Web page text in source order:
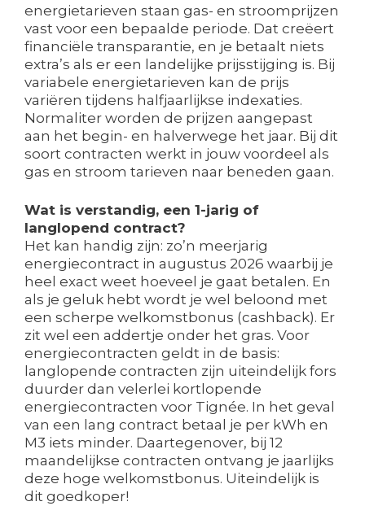
energietarieven staan gas- en stroomprijzen
vast voor een bepaalde periode. Dat creëert
financiële transparantie, en je betaalt niets
extra’s als er een landelijke prijsstijging is. Bij
variabele energietarieven kan de prijs
variëren tijdens halfjaarlijkse indexaties.
Normaliter worden de prijzen aangepast
aan het begin- en halverwege het jaar. Bij dit
soort contracten werkt in jouw voordeel als
gas en stroom tarieven naar beneden gaan.
Wat is verstandig, een 1-jarig of
langlopend contract?
Het kan handig zijn: zo’n meerjarig
energiecontract in augustus 2026 waarbij je
heel exact weet hoeveel je gaat betalen. En
als je geluk hebt wordt je wel beloond met
een scherpe welkomstbonus (cashback). Er
zit wel een addertje onder het gras. Voor
energiecontracten geldt in de basis:
langlopende contracten zijn uiteindelijk fors
duurder dan velerlei kortlopende
energiecontracten voor Tignée. In het geval
van een lang contract betaal je per kWh en
M3 iets minder. Daartegenover, bij 12
maandelijkse contracten ontvang je jaarlijks
deze hoge welkomstbonus. Uiteindelijk is
dit goedkoper!